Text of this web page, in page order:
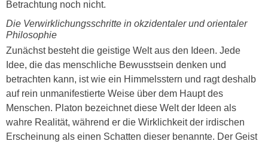
Betrachtung noch nicht.
Die Verwirklichungsschritte in okzidentaler und orientaler
Philosophie
Zunächst besteht die geistige Welt aus den Ideen. Jede
Idee, die das menschliche Bewusstsein denken und
betrachten kann, ist wie ein Himmelsstern und ragt deshalb
auf rein unmanifestierte Weise über dem Haupt des
Menschen. Platon bezeichnet diese Welt der Ideen als
wahre Realität, während er die Wirklichkeit der irdischen
Erscheinung als einen Schatten dieser benannte. Der Geist